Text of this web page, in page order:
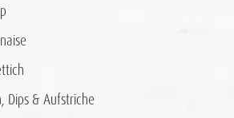
Dips & Aufstriche